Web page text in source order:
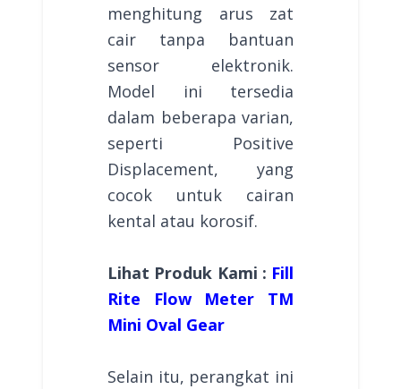
menghitung arus zat
cair tanpa bantuan
sensor elektronik.
Model ini tersedia
dalam beberapa varian,
seperti Positive
Displacement, yang
cocok untuk cairan
kental atau korosif.
Lihat Produk Kami : Fill
Rite Flow Meter TM
Mini Oval Gear
Selain itu, perangkat ini